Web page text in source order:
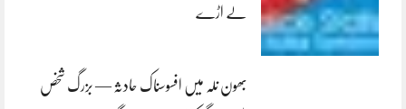
لے اڑے
بھون نلہ میں افسوسناک حادثہ — بزرگ شخص